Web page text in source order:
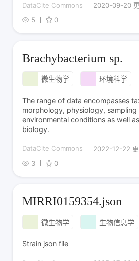
DataCite Commons
2020-09-20
5
0
Brachybacterium sp.
微生物学 环境科学
The range of data encompasses
morphology, physiology,
environmental conditions as well
biology.
DataCite Commons
2022-12-22
3
0
MIRRI0159354.json
微生物学 生物信息学
Strain json file